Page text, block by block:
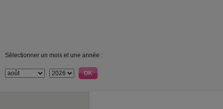
Sélectionner un mois et une année :